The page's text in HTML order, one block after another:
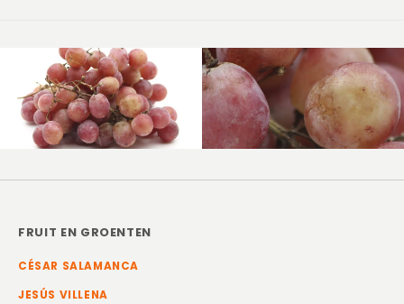
FRUIT EN GROENTEN
CÉSAR SALAMANCA
JESÚS VILLENA